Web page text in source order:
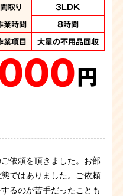
間取り
3LDK
業時間
8時間
業項目 大量の不用品回収
円
依頼を頂きました。お部
ではありました。ご依頼
るのが苦手だったことも
間取り
3LDK
業時間
8時間
業項目
大量の不用品回
収 2トントラック１
台 パッカー車１台
た。部屋は腰の高さまで
間取り
2DK
業日数
１日
業項目
大量の不用品回収、
ハウスクリーニング
円
ご依頼を承りました。現
ミが溜まったゴミ屋敷状
間取り
3LDK
業日数
1日
業項目
大量の不用品回
収 2トンロングト
ラック1台分・パッカ
ー車2台分の処分
片付けのご依頼に伺いま
間取り
1DK
業日数
1日
業項目 大量の不用品回収
円
けのご依頼です。老朽化
工事の最中にゴミ屋敷が
ないため急遽のゴミ屋敷
間取り
1K
業日数
3時間
業項目 大量の不用品回収
円
頼です。猫を飼っていら
猫の糞があちらこちらに
たので慎重に、かつお客
間取り
1DK
業時間
4時間
業項目
大量に不用品回
収 2トントラック1
台 パッカー車１台
屋敷のようになり手に負
間取り
3LDK
業時間
8時間
業項目 大量の不用品回収
円
承りました。 お酒をよく
空箱が山のように捨てら
お酒の空箱などで埋め尽
間取り
2DK
業日数
6時間
業項目 大量の不用品回収
円
忙しさで片づける余裕が
っていたみたとのこと。
作業を行い綺麗になりま
間取り
1K
業日数
1日
業項目 大量の不用品回収
円
です。いろいろな種類の
め分別をしながらの作業
の中に混ざっています。